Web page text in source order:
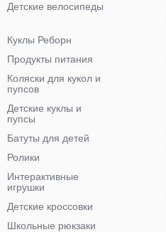
Детские велосипеды
Куклы Реборн
Продукты питания
Коляски для кукол и
пупсов
Детские куклы и
пупсы
Батуты для детей
Ролики
Интерактивные
игрушки
Детские кроссовки
Школьные рюкзаки